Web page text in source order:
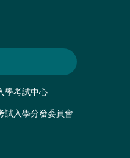
學考試中心
試入學分發委員會